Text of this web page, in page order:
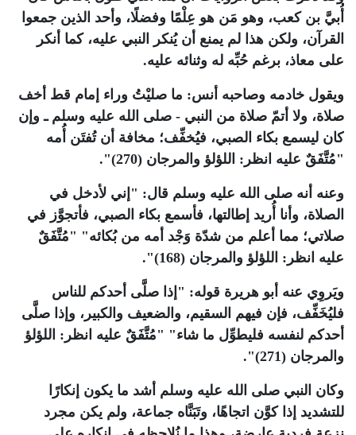
أُبيَّ بن كعب، وهو مَن هو عِلْمًا وفضلًا، وأحد الذين جمعوا
القرآن، ولكن هذا لم يمنع أن يُنكر النبي عليه، كما أنكر
على معاذ، برغم حُبِّه له وثنائه عليه.
ويقول خادمه وصاحبه أنس: ما صليْتُ وراء إمام قط أخف
صلاة، ولا أتمّ صلاة من النبي - صلى الله عليه وسلم ـ وإن
كان ليسمع بكاء الصبي، فيُخفِّف؛ مخافة أن تُفتَن أُمه
"مُتَّفَقٌ عليه انظر: اللؤلؤ والمرجان (270)".
وعنه أنه صلى الله عليه وسلم قال: "إني لأدخل في
الصلاة، وأنا أُريد إطالتها، فأسمع بكاء الصبي، فأتجوَّز في
صلاتي؛ مما أعلم من شدّة وَجْد أمه من بُكائه" "مُتَّفَقٌ
عليه انظر: اللؤلؤ والمرجان (168)".
ويَروِي عنه أبو هريرة قوله: "إذا صلَّى أحدكم للناس
فليُخَفِّف، فإن فيهم السقيم، والضعيف والكبير، وإذا صلَّى
أحدكم لنفسه فليطوِّل ما شاء" "مُتَّفَقٌ عليه انظر: اللؤلؤ
والمرجان (271)".
وكان النبي صلى الله عليه وسلم أشد ما يكون إنكارًا
للتشديد إذا كوَّن اتجاهًا، وتَبَنَّاه جماعة، ولم يكن مجرد